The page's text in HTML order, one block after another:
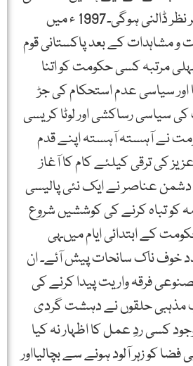
سیاسی صورت حال پر نظر ڈالنی ہوگی۔1997 ء میں
و مشاہدات کے بعد پاکستانی قوم
مرتبہ کسی حکومت کو اتنا
اور سیاسی عدم استحکام کی جڑ
سیاسی رساکشی اور لوٹا کریسی
نے آہستہ آہستہ اپنے قدم
کی ترقی کیلئے کام کا آغاز
دشمن عناصر نے ایک نئی پالیسی
کو تباہ کرنے کی کوششیں شروع
کے ابتدائی ایام میںہی
خوف ناک سانحات پیش آئے۔ ان
فرقہ واریت پیدا کرنے کی
حلقوں نے دہشت گردی
کسی ردِ عمل کا اظہار نہ کیا
کو زہر آلود ہونے سے بچالیااور